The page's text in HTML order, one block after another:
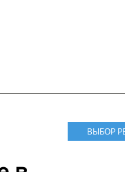
ВЫБОР